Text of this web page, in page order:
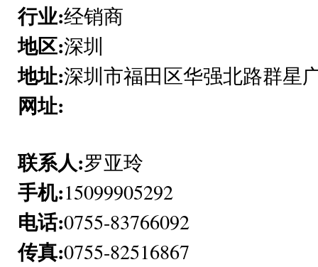
行业:经销商
地区:深圳
地址:深圳市福田区华强北路群星
网址:
联系人:罗亚玲
手机:15099905292
电话:0755-83766092
传真:0755-82516867